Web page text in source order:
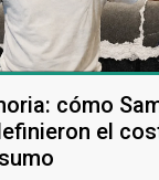
cómo
el